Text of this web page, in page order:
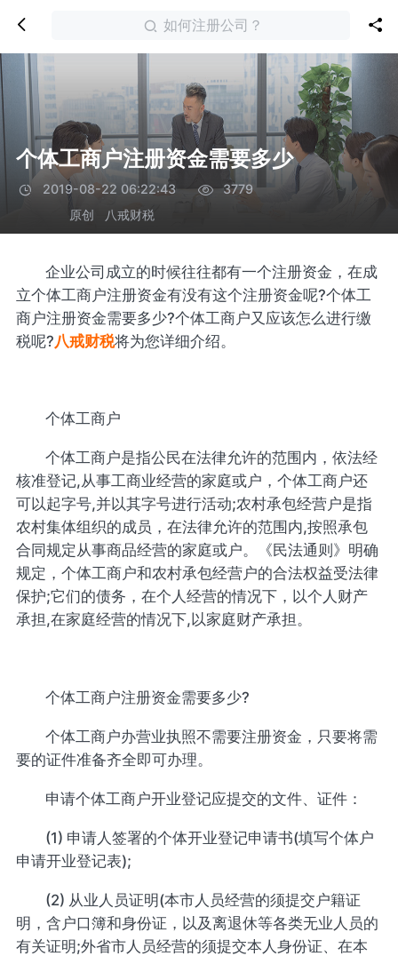
如何注册公司？
个体工商户注册资金需要多少
2019-08-22 06:22:43
3779
原创
八戒财税
企业公司成立的时候往往都有一个注册资金，在成
立个体工商户注册资金有没有这个注册资金呢?个体工
商户注册资金需要多少?个体工商户又应该怎么进行缴
税呢?八戒财税将为您详细介绍。
个体工商户
个体工商户是指公民在法律允许的范围内，依法经
核准登记,从事工商业经营的家庭或户，个体工商户还
可以起字号,并以其字号进行活动;农村承包经营户是指
农村集体组织的成员，在法律允许的范围内,按照承包
合同规定从事商品经营的家庭或户。《民法通则》明确
规定，个体工商户和农村承包经营户的合法权益受法律
保护;它们的债务，在个人经营的情况下，以个人财产
承担,在家庭经营的情况下,以家庭财产承担。
个体工商户注册资金需要多少?
个体工商户办营业执照不需要注册资金，只要将需
要的证件准备齐全即可办理。
申请个体工商户开业登记应提交的文件、证件：
(1) 申请人签署的个体开业登记申请书(填写个体户
申请开业登记表);
(2) 从业人员证明(本市人员经营的须提交户籍证
明，含户口簿和身份证，以及离退休等各类无业人员的
有关证明;外省市人员经营的须提交本人身份证、在本